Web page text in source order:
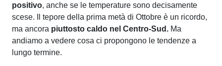
positivo, anche se le temperature sono decisamente
scese. Il tepore della prima metà di Ottobre è un ricordo,
ma ancora piuttosto caldo nel Centro-Sud. Ma
andiamo a vedere cosa ci propongono le tendenze a
lungo termine.